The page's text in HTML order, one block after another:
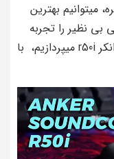
میتوانیم بهترین
بی نظیر را تجربه
کنیم. پس در این مقاله به بررسی ایرپاد انکر r50i میپردازیم، با